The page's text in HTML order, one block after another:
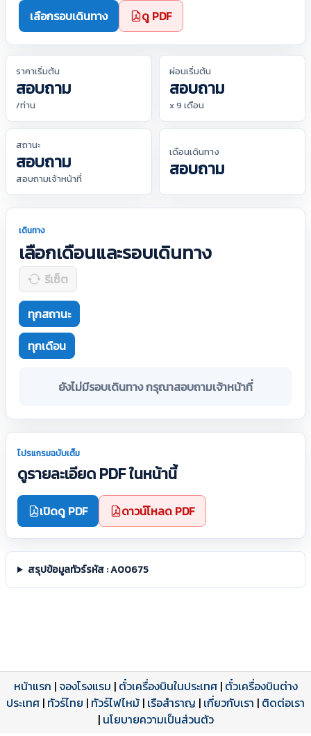
เลือกรอบเดินทาง ดู PDF
ราคาเริ่มต้น
สอบถาม
/ท่าน
ผ่อนเริ่มต้น
สอบถาม
x 9 เดือน
สถานะ
สอบถาม
สอบถามเจ้าหน้าที่
เดือนเดินทาง
สอบถาม
เดินทาง
เลือกเดือนและรอบเดินทาง
รีเซ็ต
ทุกสถานะ
ทุกเดือน
ยังไม่มีรอบเดินทาง กรุณาสอบถามเจ้าหน้าที่
โปรแกรมฉบับเต็ม
ดูรายละเอียด PDF ในหน้านี้
เปิดดู PDF ดาวน์โหลด PDF
สรุปข้อมูลทัวร์รหัส : A00675
โปรแกรมทัวร์
ดาวน์โหลด PDF
รีวิวลูกค้าจริง
รีวิวจาก eTravelWay
เปิดหน้าเต็ม
ใบอนุญาตนำเที่ยว
เลขที่ 11/11450
เปิดหน้าเต็ม
หน้าแรก |จองโรงแรม | ตั๋วเครื่องบินในประเทศ| ตั๋วเครื่องบินต่าง
ประเทศ | ทัวร์ไทย | ทัวร์ไฟไหม้ | เรือสำราญ | เกี่ยวกับเรา | ติดต่อเรา
| นโยบายความเป็นส่วนตัว